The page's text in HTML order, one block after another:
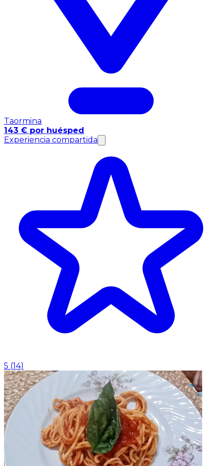
Taormina
143 € por huésped
Experiencia compartida
5 (14)